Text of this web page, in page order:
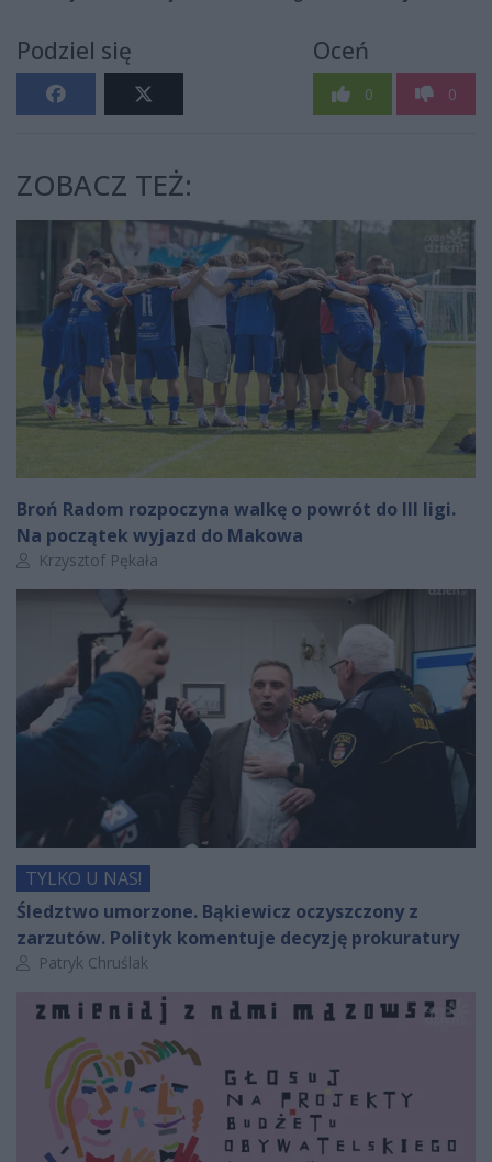
Podziel się Oceń
0 0
ZOBACZ TEŻ:
Broń Radom rozpoczyna walkę o powrót do III ligi.
Na początek wyjazd do Makowa
Autor artykułu:
Krzysztof Pękała
TYLKO U NAS!
Śledztwo umorzone. Bąkiewicz oczyszczony z
zarzutów. Polityk komentuje decyzję prokuratury
Autor artykułu:
Patryk Chruślak